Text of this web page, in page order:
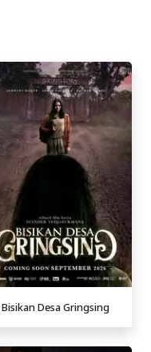
Bisikan Desa Gringsing